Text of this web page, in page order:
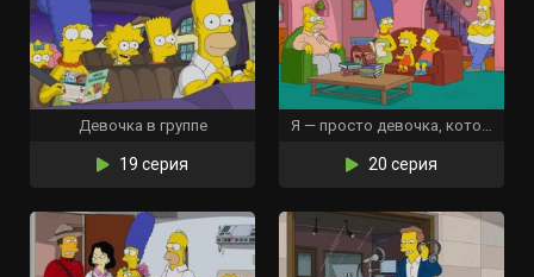
Девочка в группе
19 серия
Я — просто девочка, которая не может ответить «Д’оу»
20 серия